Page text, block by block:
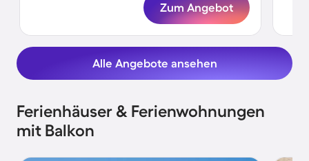
Zum Angebot
Alle Angebote ansehen
Ferienhäuser & Ferienwohnungen
mit Balkon